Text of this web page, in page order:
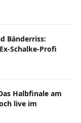
Bänderriss:
Schalke-Profi
Halbfinale am
live im